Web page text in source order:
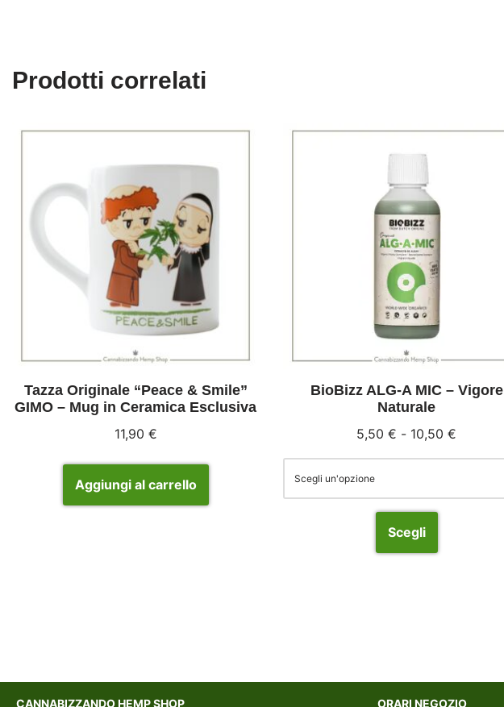
Prodotti correlati
Tazza Originale “Peace & Smile”
GIMO – Mug in Ceramica Esclusiva
11,90 €
Aggiungi al carrello
BioBizz ALG-A MIC – Vigore
Naturale
5,50 € - 10,50 €
Scegli
CANNABIZZANDO HEMP SHOP ORARI NEGOZIO